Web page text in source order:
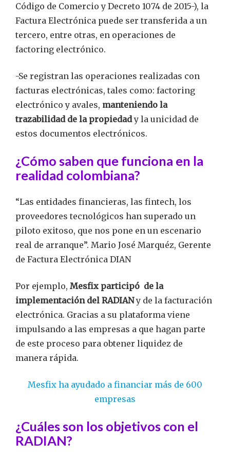
Código de Comercio y Decreto 1074 de 2015-), la
Factura Electrónica puede ser transferida a un
tercero, entre otras, en operaciones de
factoring electrónico.
-Se registran las operaciones realizadas con
facturas electrónicas, tales como: factoring
electrónico y avales, manteniendo la
trazabilidad de la propiedady la unicidad de
estos documentos electrónicos.
¿Cómo saben que funciona en la
realidad colombiana?
“Las entidades financieras, las fintech, los
proveedores tecnológicos han superado un
piloto exitoso, que nos pone en un escenario
real de arranque”. Mario José Marquéz, Gerente
de Factura Electrónica DIAN
Por ejemplo, Mesfix participó de la
implementación del RADIANy de la facturación
electrónica. Gracias a su plataforma viene
impulsando a las empresas a que hagan parte
de este proceso para obtener liquidez de
manera rápida.
Mesfix ha ayudado a financiar más de 600
empresas
¿Cuáles son los objetivos con el
RADIAN?